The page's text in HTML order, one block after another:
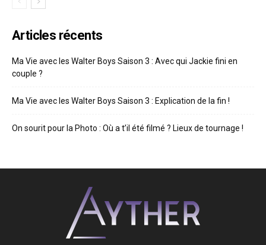
Articles récents
Ma Vie avec les Walter Boys Saison 3 : Avec qui Jackie fini en
couple ?
Ma Vie avec les Walter Boys Saison 3 : Explication de la fin !
On sourit pour la Photo : Où a t’il été filmé ? Lieux de tournage !